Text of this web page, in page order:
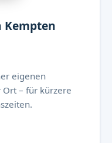
Kempten
eigenen
– für kürzere